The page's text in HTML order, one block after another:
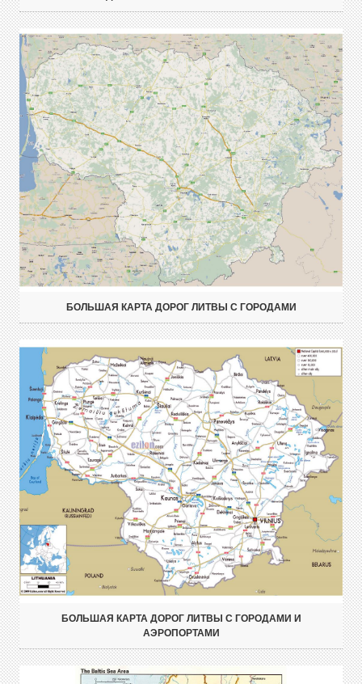
БОЛЬШАЯ КАРТА ДОРОГ ЛИТВЫ С ГОРОДАМИ
БОЛЬШАЯ КАРТА ДОРОГ ЛИТВЫ С ГОРОДАМИ И
АЭРОПОРТАМИ